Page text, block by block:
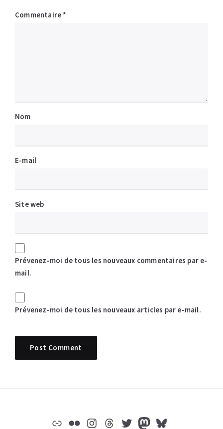
Commentaire *
Nom
E-mail
Site web
Prévenez-moi de tous les nouveaux commentaires par e-
mail.
Prévenez-moi de tous les nouveaux articles par e-mail.
LienFlickrInstagram
Threads
Twitter
Mastodon
Bluesky